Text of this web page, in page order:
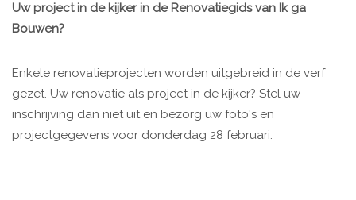
Uw project in de kijker in de Renovatiegids van Ik ga
Bouwen?
Enkele renovatieprojecten worden uitgebreid in de verf
gezet. Uw renovatie als project in de kijker? Stel uw
inschrijving dan niet uit en bezorg uw foto's en
projectgegevens voor donderdag 28 februari.